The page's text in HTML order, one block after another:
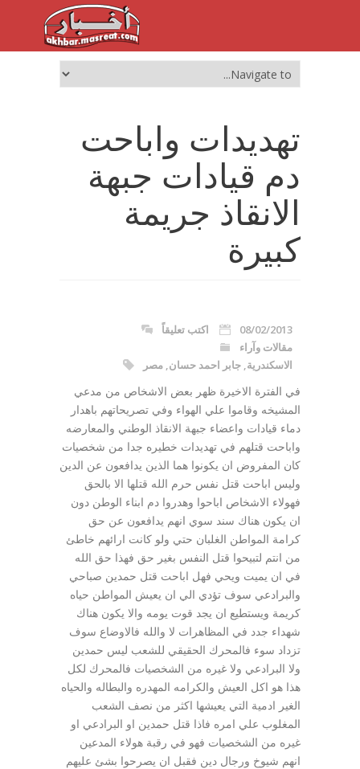
تهديدات واباحت
دم قيادات جبهة
الانقاذ جريمة
كبيرة
08/02/2013
اكتب تعليقاً
مقالات وآراء
الاسكندرية, جابر احمد حسان, مصر
في الفترة الاخيرة ظهر بعض الاشخاص من مدعي
المشيخه وقاموا علي الهواء وفي تصريحاتهم باهدار
دماء قيادات واعضاء جبهة الانقاذ الوطني والمعارضه
واباحت قتلهم في تهديدات خطيره جدا من شخصيات
كان المفروض ان يكونوا هما الذين يدافعون عن الدين
وليس اباحت قتل نفس حرم الله قتلها الا بالحق
فهولاء الاشخاص اباحوا وهدروا دم ابناء الوطن دون
ان يكون هناك سند سوي انهم يدافعون عن حق
كرامة المواطن الغلبان حتي ولو كانت ارائهم خاطئ
من انتم لتبيحوا قتل النفس بغير حق فهذا حق الله
في ان يميت ويحي فهل اباحت قتل حمدين صباحي
والبرادعي سوف تؤدي الي ان يعيش المواطن حياه
كريمة ويستطيع ان يجد قوت يومه والا يكون هناك
شهداء جدد في المظاهرات لا والله فالاوضاع سوف
تزداد سوء فالمحرك الحقيقي للشعب ليس حمدين
ولا البرادعي ولا غيره من الشخصيات فالمحرك لكل
هذا هو اكل العيش والكرامه المهدره والبطاله والحياه
الغير ادمية التي يعيشها اكثر من نصف الشعب
المغلوب علي امره فاذا قتل حمدين او البرادعي او
غيره من الشخصيات فهو في رقبة هولاء المدعين
انهم شيوخ ورجال دين فقبل ان يصرحوا بشئ عليهم